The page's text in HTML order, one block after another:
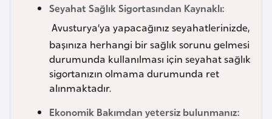
Seyahat Sağlık Sigortasından Kaynaklı:
Avusturya’ya yapacağınız seyahatlerinizde,
başınıza herhangi bir sağlık sorunu gelmesi
durumunda kullanılması için seyahat sağlık
sigortanızın olmama durumunda ret
alınmaktadır.
Ekonomik Bakımdan yetersiz bulunmanız: